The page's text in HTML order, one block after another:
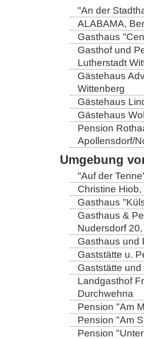
"An der
ALABAMA,
Gasthaus
Gasthof und
Lutherstadt
Gästehaus
Wittenberg
Gästehaus
Gästehaus
Pension
Apollensdorf/
Umgebung
"Auf der
Christine
Gasthaus
Gasthaus &
Nudersdorf
Gasthaus und
Gaststätte u.
Gaststätte
Landgasthof
Durchwehna
Pension "Am
Pension "Am
Pension